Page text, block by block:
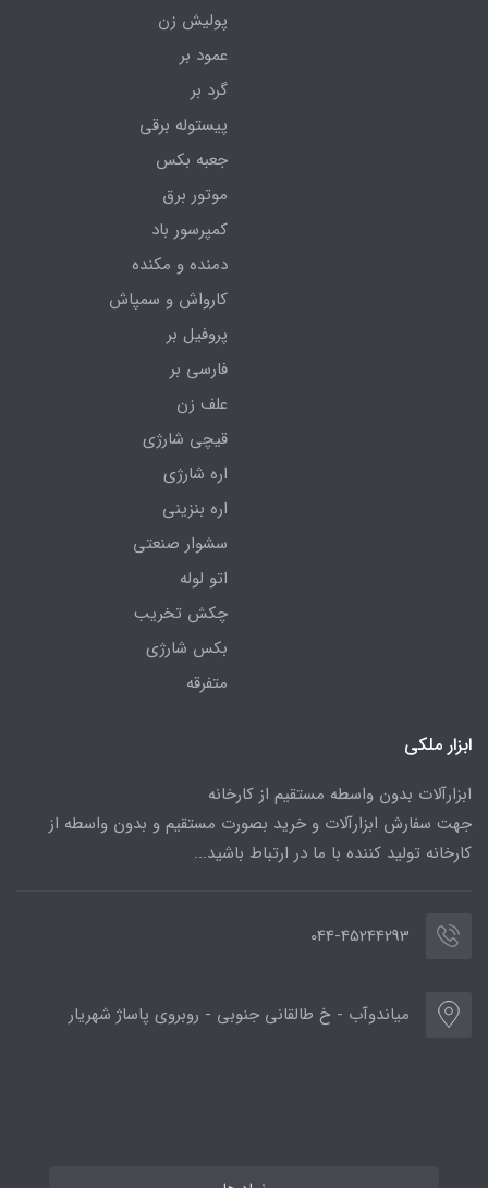
پولیش زن
عمود بر
گرد بر
پیستوله برقی
جعبه بکس
موتور برق
کمپرسور باد
دمنده و مکنده
کارواش و سمپاش
پروفیل بر
فارسی بر
علف زن
قیچی شارژی
اره شارژی
اره بنزینی
سشوار صنعتی
اتو لوله
چکش تخریب
بکس شارژی
متفرقه
ابزار ملکی
ابزارآلات بدون واسطه مستقیم از کارخانه
جهت سفارش ابزارآلات و خرید بصورت مستقیم و بدون واسطه از
کارخانه تولید کننده با ما در ارتباط باشید...
044-45244293
میاندوآب - خ طالقانی جنوبی - روبروی پاساژ شهریار